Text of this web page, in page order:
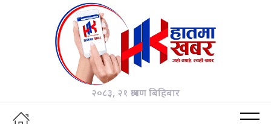
२०८३, २१ श्रावण बिहिबार